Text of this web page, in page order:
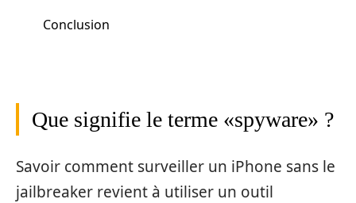
Conclusion
Que signifie le terme «spyware» ?
Savoir comment surveiller un iPhone sans le
jailbreaker revient à utiliser un outil